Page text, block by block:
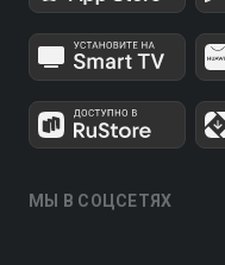
МЫ В СОЦСЕТЯХ